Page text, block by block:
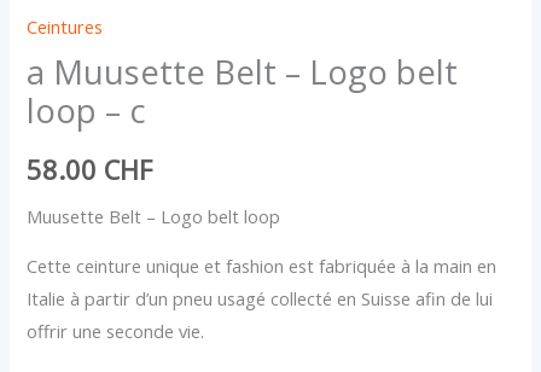
Ceintures
a Muusette Belt – Logo belt
loop – c
58.00 CHF
Muusette Belt – Logo belt loop
Cette ceinture unique et fashion est fabriquée à la main en
Italie à partir d’un pneu usagé collecté en Suisse afin de lui
offrir une seconde vie.